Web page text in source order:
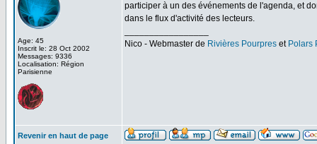
Age: 45
Inscrit le: 28 Oct 2002
Messages: 9336
Localisation: Région
Parisienne
participer à un des événements de l'agenda, et
dans le flux d'activité des lecteurs.
Nico - Webmaster de Rivières Pourpres et Polars
Revenir en haut de page